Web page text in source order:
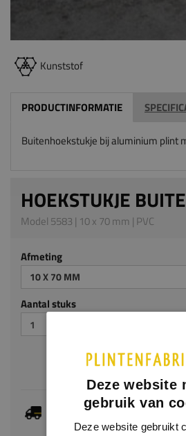
Kunststof
PRODUCTINFORMATIE
Buitenhoekstukje bij aluminium plint
HOEKSTUKJE
Model 5583 | 10 x 70 mm | PVC
Afmeting
10 X 70 MM
Aantal stuks
Je hebt gekozen voor
Deze website
gebruik van
Deze website gebruikt